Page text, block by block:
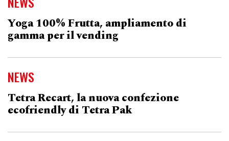
Yoga 100% Frutta, ampliamento di
gamma per il vending
NEWS
Tetra Recart, la nuova confezione
ecofriendly di Tetra Pak